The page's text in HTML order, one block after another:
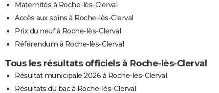
Maternités à Roche-lès-Clerval
Accès aux soins à Roche-lès-Clerval
Prix du neuf à Roche-lès-Clerval
Référendum à Roche-lès-Clerval
Tous les résultats officiels à Roche-lès-Clerval
Résultat municipale 2026 à Roche-lès-Clerval
Résultats du bac à Roche-lès-Clerval